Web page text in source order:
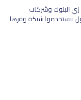
زي البنوك وشركات
بيستخدموا شبكة وفرها